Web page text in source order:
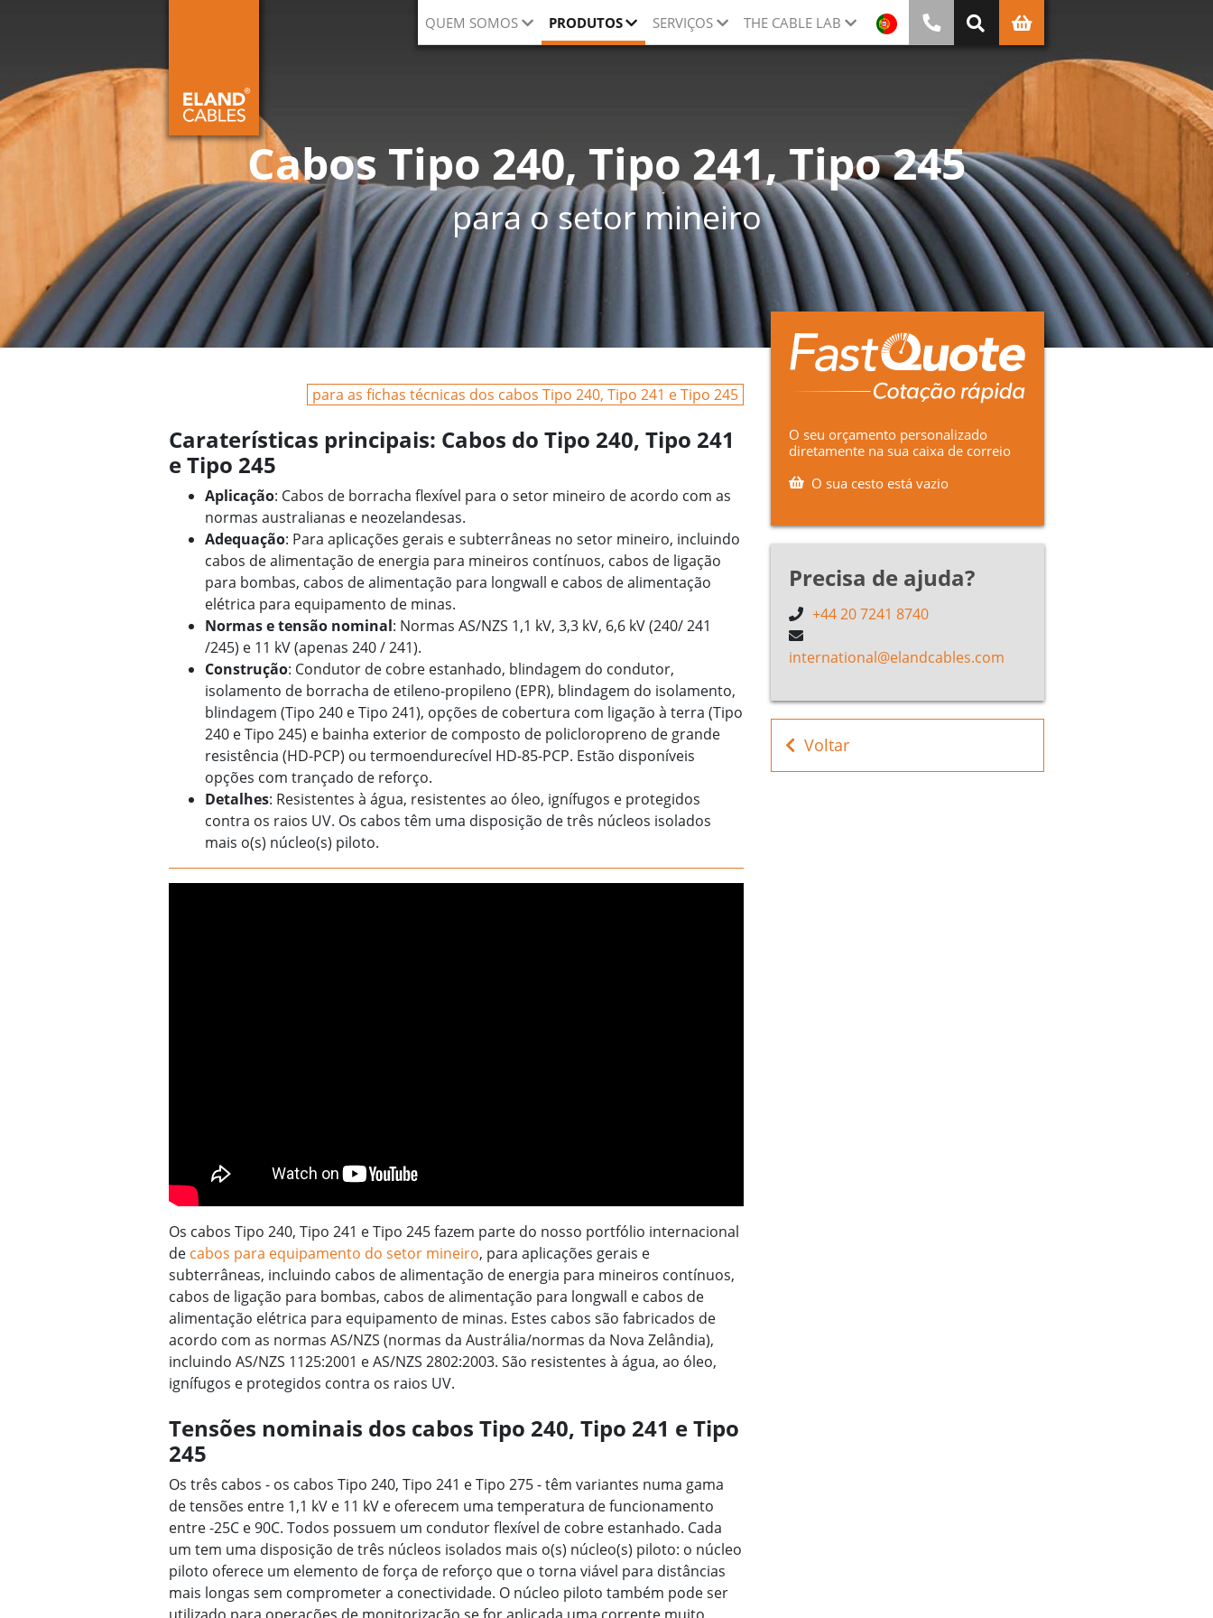
QUEM SOMOS PRODUTOS SERVIÇOS THE CABLE LAB
Cabos Tipo 240, Tipo 241, Tipo 245
para o setor mineiro
para as fichas técnicas dos cabos Tipo 240, Tipo 241 e Tipo 245
Caraterísticas principais: Cabos do Tipo 240, Tipo 241
e Tipo 245
Aplicação: Cabos de borracha flexível para o setor mineiro de acordo com as
normas australianas e neozelandesas.
Adequação: Para aplicações gerais e subterrâneas no setor mineiro, incluindo
cabos de alimentação de energia para mineiros contínuos, cabos de ligação
para bombas, cabos de alimentação para longwall e cabos de alimentação
elétrica para equipamento de minas.
Normas e tensão nominal: Normas AS/NZS 1,1 kV, 3,3 kV, 6,6 kV (240/ 241
/245) e 11 kV (apenas 240 / 241).
Construção: Condutor de cobre estanhado, blindagem do condutor,
isolamento de borracha de etileno-propileno (EPR), blindagem do isolamento,
blindagem (Tipo 240 e Tipo 241), opções de cobertura com ligação à terra (Tipo
240 e Tipo 245) e bainha exterior de composto de policloropreno de grande
resistência (HD-PCP) ou termoendurecível HD-85-PCP. Estão disponíveis
opções com trançado de reforço.
Detalhes: Resistentes à água, resistentes ao óleo, ignífugos e protegidos
contra os raios UV. Os cabos têm uma disposição de três núcleos isolados
mais o(s) núcleo(s) piloto.
Os cabos Tipo 240, Tipo 241 e Tipo 245 fazem parte do nosso portfólio internacional
de cabos para equipamento do setor mineiro, para aplicações gerais e
subterrâneas, incluindo cabos de alimentação de energia para mineiros contínuos,
cabos de ligação para bombas, cabos de alimentação para longwall e cabos de
alimentação elétrica para equipamento de minas. Estes cabos são fabricados de
acordo com as normas AS/NZS (normas da Austrália/normas da Nova Zelândia),
incluindo AS/NZS 1125:2001 e AS/NZS 2802:2003. São resistentes à água, ao óleo,
ignífugos e protegidos contra os raios UV.
Tensões nominais dos cabos Tipo 240, Tipo 241 e Tipo
245
Os três cabos - os cabos Tipo 240, Tipo 241 e Tipo 275 - têm variantes numa gama
de tensões entre 1,1 kV e 11 kV e oferecem uma temperatura de funcionamento
entre -25C e 90C. Todos possuem um condutor flexível de cobre estanhado. Cada
um tem uma disposição de três núcleos isolados mais o(s) núcleo(s) piloto: o núcleo
piloto oferece um elemento de força de reforço que o torna viável para distâncias
mais longas sem comprometer a conectividade. O núcleo piloto também pode ser
O seu orçamento personalizado
diretamente na sua caixa de correio
O sua cesto está vazio
Precisa de ajuda?
+44 20 7241 8740
international@elandcables.com
Voltar